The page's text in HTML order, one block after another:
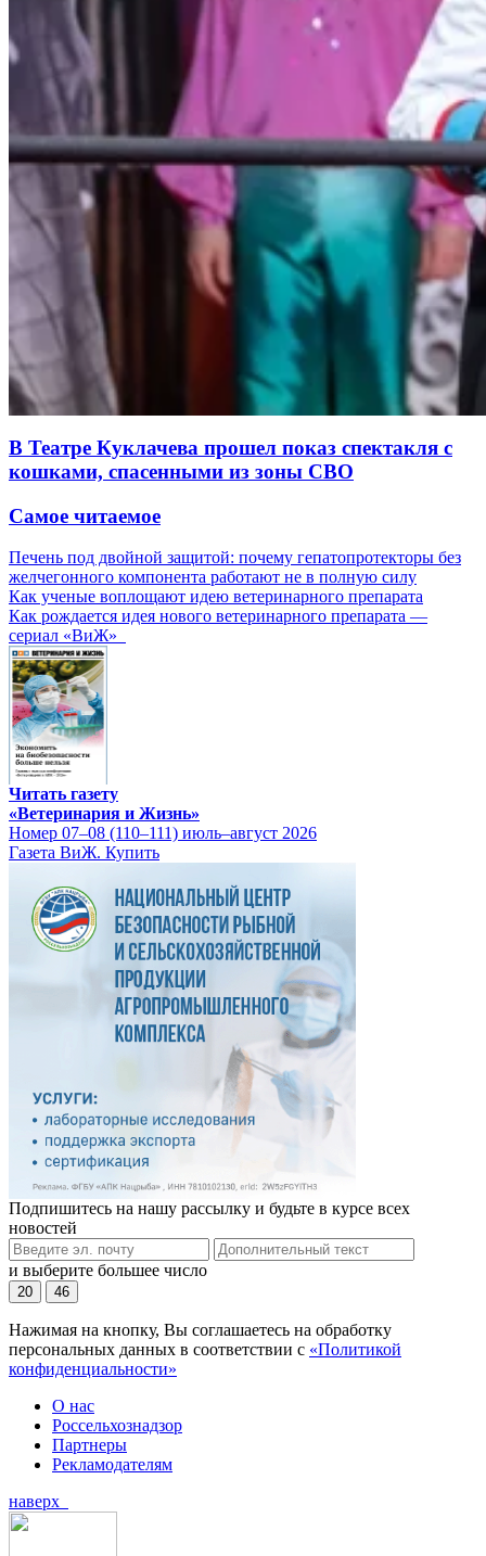
В Театре Куклачева прошел показ спектакля с
кошками, спасенными из зоны СВО
Самое читаемое
Печень под двойной защитой: почему гепатопротекторы без
желчегонного компонента работают не в полную силу
Как ученые воплощают идею ветеринарного препарата
Как рождается идея нового ветеринарного препарата —
сериал «ВиЖ»
Читать газету
«Ветеринария и Жизнь»
Номер 07–08 (110–111) июль–август 2026
Газета ВиЖ. Купить
Подпишитесь на нашу рассылку и будьте в курсе всех
новостей
и выберите большее число
20 46
Нажимая на кнопку, Вы соглашаетесь на обработку
персональных данных в соответствии с «Политикой
конфиденциальности»
О нас
Россельхознадзор
Партнеры
Рекламодателям
наверх